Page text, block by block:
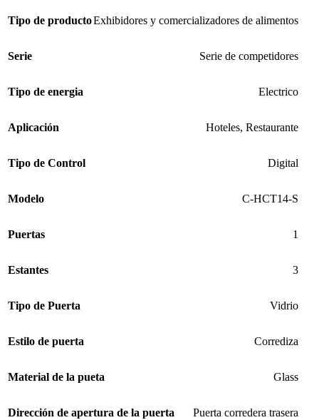
Tipo de productoExhibidores y comercializadores de alimentos
Serie Serie de competidores
Tipo de energia Electrico
Aplicación Hoteles, Restaurante
Tipo de Control Digital
Modelo C-HCT14-S
Puertas 1
Estantes 3
Tipo de Puerta Vidrio
Estilo de puerta Corrediza
Material de la pueta Glass
Dirección de apertura de la puerta Puerta corredera trasera